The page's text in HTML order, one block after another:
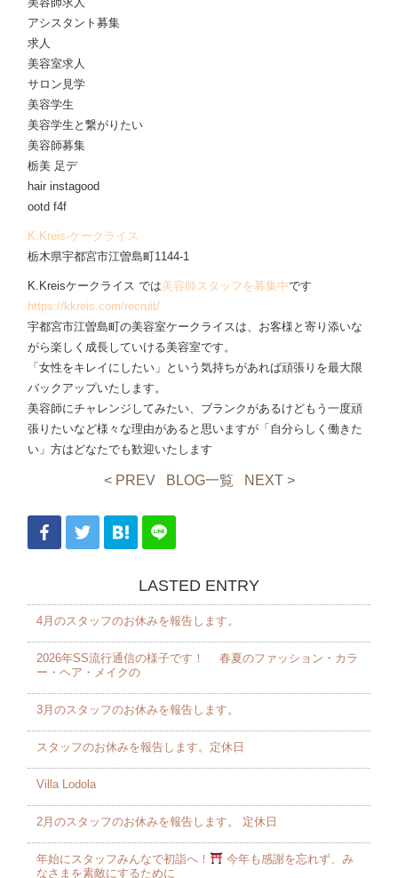
アシスタント募集
求人
美容室求人
サロン見学
美容学生
美容学生と繋がりたい
美容師募集
栃美 足デ
hair instagood
ootd f4f
K.Kreis-ケークライス
栃木県宇都宮市江曽島町1144-1
K.Kreisケークライス では美容師スタッフを募集中です
https://kkreis.com/recruit/
宇都宮市江曽島町の美容室ケークライスは、お客様と寄り添いな
がら楽しく成長していける美容室です。
「女性をキレイにしたい」という気持ちがあれば頑張りを最大限
バックアップいたします。
美容師にチャレンジしてみたい、ブランクがあるけどもう一度頑
張りたいなど様々な理由があると思いますが「自分らしく働きた
い」方はどなたでも歓迎いたします
< PREV BLOG一覧 NEXT >
LASTED ENTRY
4月のスタッフのお休みを報告します。 ⁡
2026年SS流行通信の様子です！ 春夏のファッション・カラ
ー・ヘア・メイクの
3月のスタッフのお休みを報告します。 ⁡
スタッフのお休みを報告します。定休日
Villa Lodola
2月のスタッフのお休みを報告します。 定休日
年始にスタッフみんなで初詣へ！
今年も感謝を忘れず、み
なさまを素敵にするために